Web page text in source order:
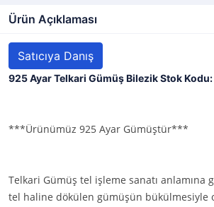
Ürün Açıklaması
Satıcıya Danış
925 Ayar Telkari Gümüş Bilezik Stok
***Ürünümüz 925 Ayar Gümüştür***
Telkari Gümüş tel işleme sanatı anlamına
tel haline dökülen gümüşün bükülmesiyle